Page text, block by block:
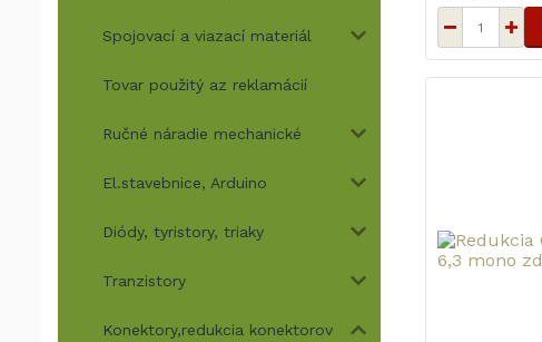
Spojovací a viazací materiál
Tovar použitý az reklamácií
Ručné náradie mechanické
El.stavebnice, Arduino
Diódy, tyristory, triaky
Tranzistory
Konektory,redukcia konektorov